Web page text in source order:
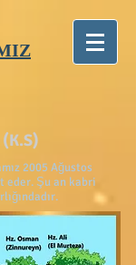
(K.S)
2005 Ağustos
eder. Şu an kabri